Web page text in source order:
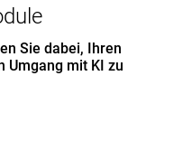
Sie dabei, Ihren
Umgang mit KI zu